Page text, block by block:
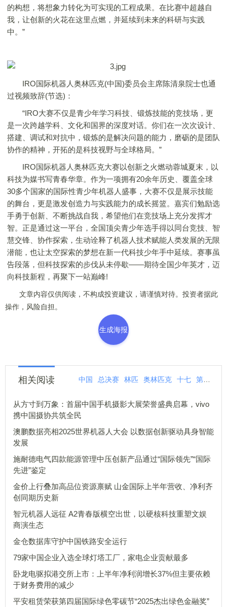
的构想，将想象力转化为可实现的工程成果。在比赛中超越自
我，让创新的火花在这里点燃，并延续到未来的科研与实践
中。”
IRO国际机器人奥林匹克(中国)委员会主席陈清泉院士也通
过视频致辞(节选)：
“IRO大赛不仅是青少年学习科技、锻炼技能的竞技场，更
是一次跨越学科、文化和国界的深度对话。你们在一次次设计、
搭建、调试和对抗中，锻炼的是解决问题的能力，磨砺的是团队
协作的精神，开拓的是科技视野与全球格局。”
IRO国际机器人奥林匹克大赛以创新之火燃动蓉城夏末，以
科技为媒书写青春华章。作为一项拥有20余年历史、覆盖全球
30多个国家的国际性青少年机器人盛事，大赛不仅是展示技能
的舞台，更是激发创造力与实践能力的成长摇篮。嘉宾们勉励选
手勇于创新、不断挑战自我，希望他们在竞技场上充分发挥才
智。正是通过这一平台，全国顶尖青少年选手得以同台竞技、智
慧交锋、协作探索，生动诠释了机器人技术赋能人类发展的无限
潜能，也让太空探索的梦想在新一代科技少年手中延续。赛事虽
告段落，但科技探索的步伐从未停歇——期待全国少年英才，迈
向科技新程，再聚下一站巅峰!
文章内容仅供阅读，不构成投资建议，请谨慎对待。投资者据此
操作，风险自担。
生成海报
相关阅读 中国 总决赛 林匹 奥林匹克 十七 第二十七
从方寸到万象：首届中国手机摄影大展荣誉盛典启幕，vivo
携中国摄协共筑全民
澳鹏数据亮相2025世界机器人大会 以数据创新驱动具身智能
发展
施耐德电气四款能源管理中压创新产品通过“国际领先”“国际
先进”鉴定
金价上行叠加高品位资源禀赋 山金国际上半年营收、净利齐
创同期历史新
智元机器人远征 A2青春版横空出世，以硬核科技重塑文娱
商演生态
金仓数据库守护中国铁路安全运行
79家中国企业入选全球灯塔工厂，家电企业贡献最多
卧龙电驱拟港交所上市：上半年净利润增长37%但主要依赖
于财务费用的减少
平安租赁荣获第四届国际绿色零碳节“2025杰出绿色金融奖”